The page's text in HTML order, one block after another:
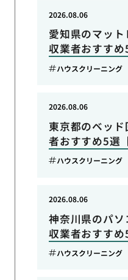
愛知県のマッ
収業者おすすめ
2026.08.06
ハウスクリーニング
東京都のベッ
者おすすめ5選
2026.08.06
ハウスクリーニング
神奈川県のパ
収業者おすすめ
2026.08.06
ハウスクリーニング